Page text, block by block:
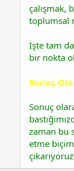
çalışmak,
toplumsal
İşte tam
bir nokta
Sonuç
Sonuç
zaman bu
etme